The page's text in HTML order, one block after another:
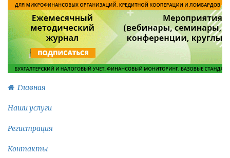
Главная
Наши услуги
Регистрация
Контакты